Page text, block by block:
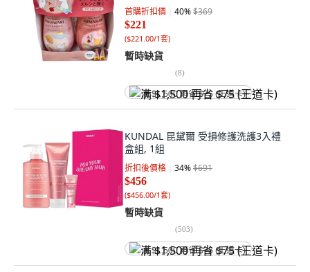
首購折扣價 40%$369
$221
($221.00/1套)
暫時缺貨
(8)
满 $1,500 再省 $75 (王道卡)
KUNDAL 昆黛爾 受損修護洗護3入禮
盒組, 1組
折扣後價格 34%$691
$456
($456.00/1套)
暫時缺貨
(503)
满 $1,500 再省 $75 (王道卡)